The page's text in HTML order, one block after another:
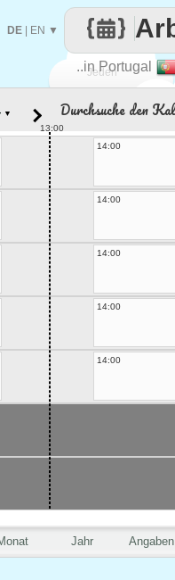
Jeden
..in Portugal
DE EN ▼
Jahr Angaben
▼ Durchsuche den
13:00
14:00
14:00
14:00
14:00
14:00